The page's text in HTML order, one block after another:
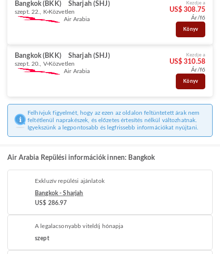
Bangkok (BKK) Sharjah (SHJ)
szept. 22., K Közvetlen
Air Arabia
Kezdje a
US$ 308.75
Ár/fő
Könyv
Bangkok (BKK) Sharjah (SHJ)
szept. 20., V Közvetlen
Air Arabia
Kezdje a
US$ 310.58
Ár/fő
Könyv
Felhívjuk figyelmét, hogy az ezen az oldalon feltüntetett árak nem
feltétlenül naprakészek, és előzetes értesítés nélkül változhatnak.
Igyekszünk a legpontosabb és legfrissebb információkat nyújtani.
Air Arabia Repülési információk innen: Bangkok
Exkluzív repülési ajánlatok
Bangkok - Sharjah
US$ 286.97
A legalacsonyabb viteldíj hónapja
szept